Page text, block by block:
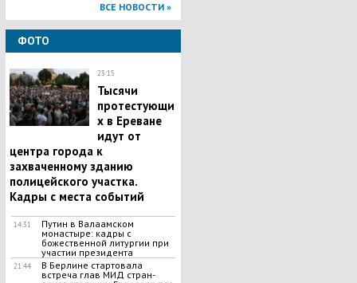
ВСЕ НОВОСТИ »
ФОТО
23:15
Тысячи
протестующи
х в Ереване
идут от
центра города к
захваченному зданию
полицейского участка.
Кадры с места событий
14:31
Путин в Валаамском
монастыре: кадры с
божественной литургии при
участии президента
21:44
В Берлине стартовала
встреча глав МИД стран-